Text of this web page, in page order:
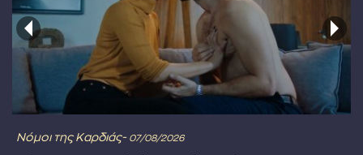
Νόμοι της Καρδιάς- 07/08/2026